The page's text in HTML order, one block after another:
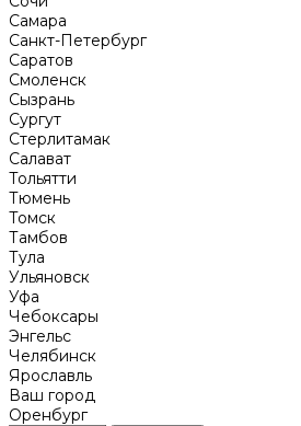
Самара
Санкт-Петербург
Саратов
Смоленск
Сызрань
Сургут
Стерлитамак
Салават
Тольятти
Тюмень
Томск
Тамбов
Тула
Ульяновск
Уфа
Чебоксары
Энгельс
Челябинск
Ярославль
Ваш город
Оренбург